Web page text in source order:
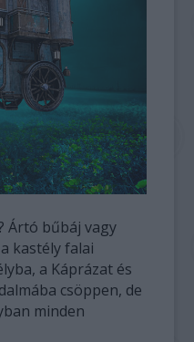
Ártó bűbáj vagy
kastély falai
a Káprázat és
csöppen, de
minden